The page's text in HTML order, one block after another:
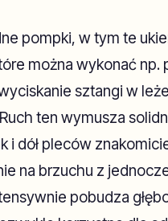
pompki, w tym te
można wykonać
sztangi w
ten wymusza
i dół pleców
na brzuchu z
pobudza